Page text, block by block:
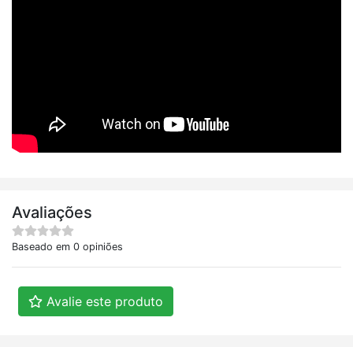
Avaliações
Baseado em 0 opiniões
Avalie este produto